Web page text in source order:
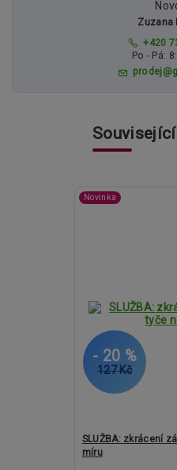
Zuzana
+420
Po - Pá:
Novinka
127 Kč
- 20 %
SLUŽBA: zkrácení
míru